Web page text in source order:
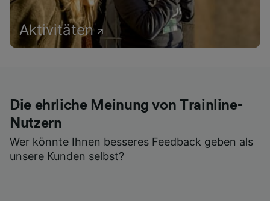
Aktivitäten
Die ehrliche Meinung von Trainline-
Nutzern
Wer könnte Ihnen besseres Feedback geben als
unsere Kunden selbst?